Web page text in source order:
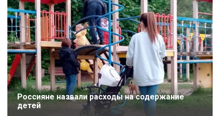
Россияне назвали расходы на содержание
детей